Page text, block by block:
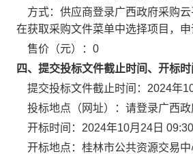
方式： 供应商登录广西政府采购
在获取采购文件菜单中选择项目，申
售价（元）： 0
四、提交投标文件截止时间、开标
提交投标文件截止时间： 2024年
投标地点（网址）： 请登录广西
开标时间： 2024年10月24日 09:30
开标地点： 桂林市公共资源交易